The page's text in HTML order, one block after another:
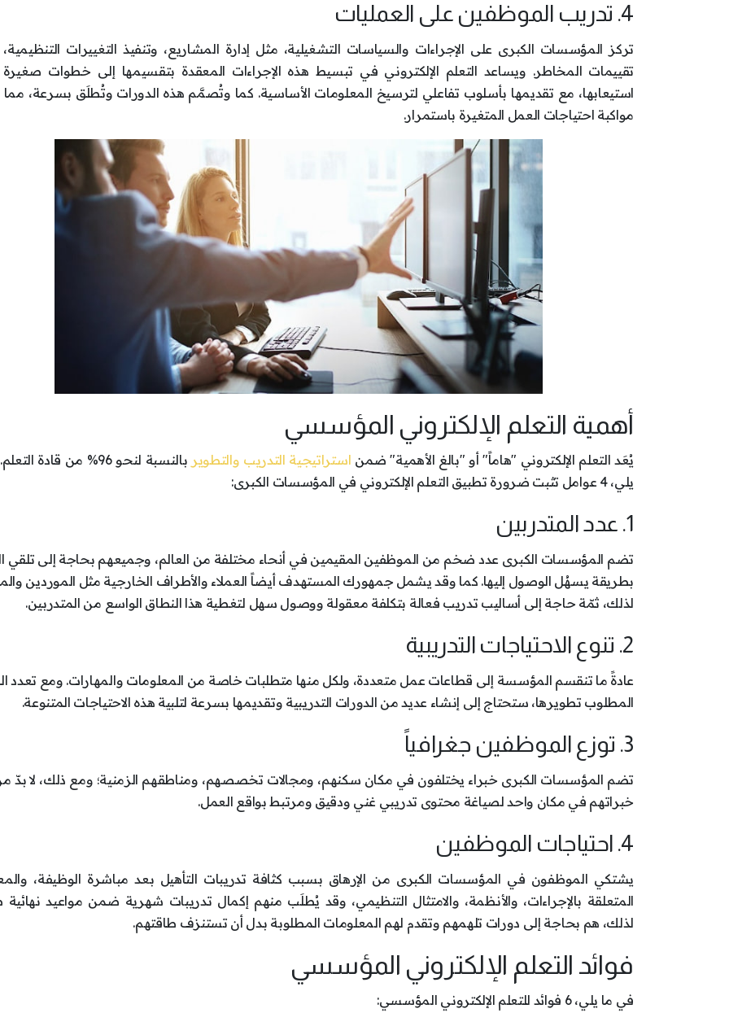
4. تدريب الموظفين على العمليات
تركز المؤسسات الكبرى على الإجراءات والسياسات التشغيلية، مثل إدارة المشاريع، وتنفيذ التغييرات التنظيمية،
تقييمات المخاطر. ويساعد التعلم الإلكتروني في تبسيط هذه الإجراءات المعقدة بتقسيمها إلى خطوات
استيعابها، مع تقديمها بأسلوب تفاعلي لترسيخ المعلومات الأساسية. كما وتُصمَّم هذه الدورات وتُطلَق بسرعة،
مواكبة احتياجات العمل المتغيرة باستمرار.
أهمية التعلم الإلكتروني المؤسسي
يُعَد التعلم الإلكتروني "هاماً" أو "بالغ الأهمية" ضمن استراتيجية التدريب والتطوير
بالنسبة لنحو 96% من قادة
يلي، 4 عوامل تثبت ضرورة تطبيق التعلم الإلكتروني في المؤسسات الكبرى:
1. عدد المتدربين
تضم المؤسسات الكبرى عدد ضخم من الموظفين المقيمين في أنحاء مختلفة من العالم، وجميعهم بحاجة إلى تلقي
بطريقة يسهُل الوصول إليها. كما وقد يشمل جمهورك المستهدف أيضاً العملاء والأطراف الخارجية مثل الموردين
لذلك، ثمّة حاجة إلى أساليب تدريب فعالة بتكلفة معقولة ووصول سهل لتغطية هذا النطاق الواسع من المتدربين.
2. تنوع الاحتياجات التدريبية
عادةً ما تنقسم المؤسسة إلى قطاعات عمل متعددة، ولكل منها متطلبات خاصة من المعلومات والمهارات. ومع تعدد
المطلوب تطويرها، ستحتاج إلى إنشاء عديد من الدورات التدريبية وتقديمها بسرعة لتلبية هذه الاحتياجات المتنوعة.
3. توزع الموظفين جغرافياً
تضم المؤسسات الكبرى خبراء يختلفون في مكان سكنهم، ومجالات تخصصهم، ومناطقهم الزمنية؛ ومع ذلك، لا بدّ
خبراتهم في مكان واحد لصياغة محتوى تدريبي غني ودقيق ومرتبط بواقع العمل.
4. احتياجات الموظفين
يشتكي الموظفون في المؤسسات الكبرى من الإرهاق بسبب كثافة تدريبات التأهيل بعد مباشرة الوظيفة،
المتعلقة بالإجراءات، والأنظمة، والامتثال التنظيمي، وقد يُطلَب منهم إكمال تدريبات شهرية ضمن مواعيد
لذلك، هم بحاجة إلى دورات تلهمهم وتقدم لهم المعلومات المطلوبة بدل أن تستنزف طاقتهم.
فوائد التعلم الإلكتروني المؤسسي
في ما يلي، 6 فوائد للتعلم الإلكتروني المؤسسي: